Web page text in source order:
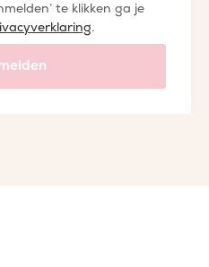
te klikken ga je
.